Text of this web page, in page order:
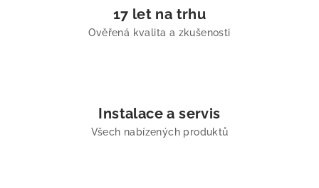
17 let na trhu
Ověřená kvalita a zkušenosti
Instalace a servis
Všech nabízených produktů